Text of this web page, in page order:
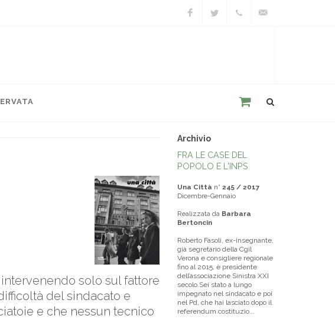
solo sul fattore
del sindacato e
e che nessun tecnico
Archivio
FRA LE CASE DEL
POPOLO E L'INPS
Una Città n° 245 / 2017
Dicembre-Gennaio
Realizzata da Barbara
Bertoncin
Roberto Fasoli, ex-insegnante,
già segretario della Cgil
Verona e consigliere regionale
fino al 2015, è presidente
dell’associazione Sinistra XXI
secolo.Sei stato a lungo
impegnato nel sindacato e poi
nel Pd, che hai lasciato dopo il
referendum costituzio...